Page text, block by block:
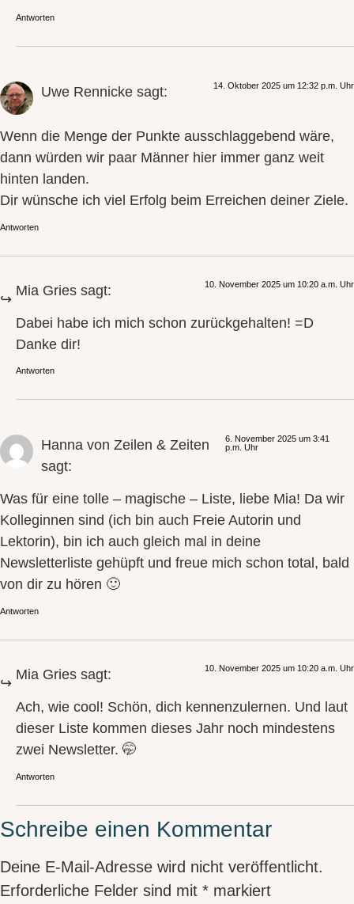
Antworten
Uwe Rennicke sagt: 14. Oktober 2025 um 12:32 p.m. Uhr
Wenn die Menge der Punkte ausschlaggebend wäre,
dann würden wir paar Männer hier immer ganz weit
hinten landen.
Dir wünsche ich viel Erfolg beim Erreichen deiner Ziele.
Antworten
Mia Gries sagt: 10. November 2025 um 10:20 a.m. Uhr
Dabei habe ich mich schon zurückgehalten! =D
Danke dir!
Antworten
Hanna von Zeilen & Zeiten
sagt:
6. November 2025 um 3:41
p.m. Uhr
Was für eine tolle – magische – Liste, liebe Mia! Da wir
Kolleginnen sind (ich bin auch Freie Autorin und
Lektorin), bin ich auch gleich mal in deine
Newsletterliste gehüpft und freue mich schon total, bald
von dir zu hören 🙂
Antworten
Mia Gries sagt: 10. November 2025 um 10:20 a.m. Uhr
Ach, wie cool! Schön, dich kennenzulernen. Und laut
dieser Liste kommen dieses Jahr noch mindestens
zwei Newsletter. 🤭
Antworten
Schreibe einen Kommentar
Deine E-Mail-Adresse wird nicht veröffentlicht.
Erforderliche Felder sind mit * markiert